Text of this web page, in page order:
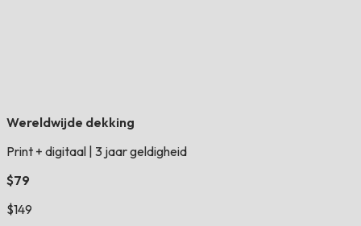
Wereldwijde dekking
Print + digitaal 3 jaar geldigheid
$79
$149